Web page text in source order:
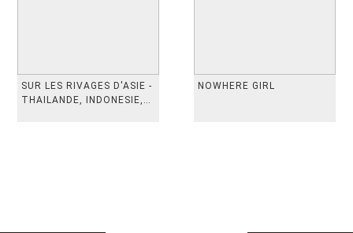
SUR LES RIVAGES D'ASIE -
THAILANDE, INDONESIE,
NOWHERE GIRL